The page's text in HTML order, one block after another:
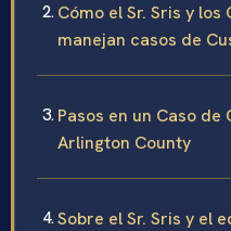
Cómo el Sr. Sris y
manejan casos de
Pasos en un Caso
Arlington County
Sobre el Sr. Sris y el